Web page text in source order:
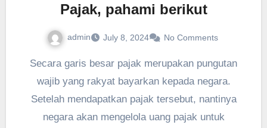
Pajak, pahami berikut
admin July 8, 2024 No Comments
Secara garis besar pajak merupakan pungutan
wajib yang rakyat bayarkan kepada negara.
Setelah mendapatkan pajak tersebut, nantinya
negara akan mengelola uang pajak untuk